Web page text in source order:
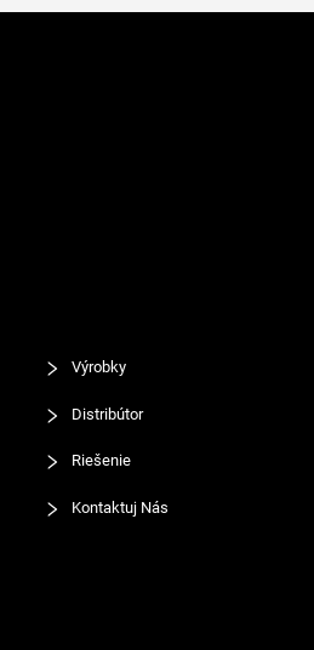
Výrobky
Distribútor
Riešenie
Kontaktuj Nás